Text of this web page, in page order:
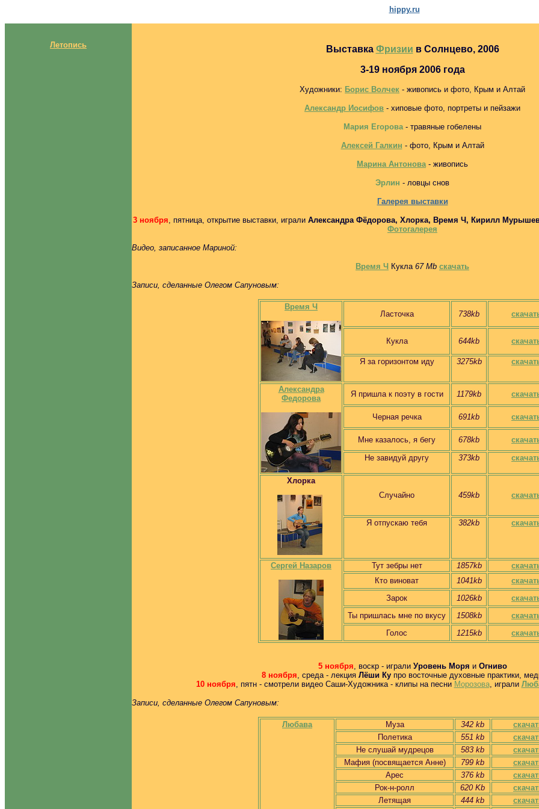
hippy.ru
Летопись Выставка Фризии в Солнцево, 2006
3-19 ноября 2006 года
Художники: Борис Волчек - живопись и фото, Крым и Алтай
Александр Иосифов - хиповые фото, портреты и пейзажи
Мария Егорова- травяные гобелены
Алексей Галкин - фото, Крым и Алтай
Марина Антонова- живопись
Эрлин - ловцы снов
Галерея выставки
3 ноября, пятница, открытие выставки, играли Александра Фёдорова, Хлорка, Время Ч, Кирилл
Фотогалерея
Видео, записанное Мариной:
Время Ч Кукла67 Мb скачать
Записи, сделанные Олегом Сапуновым:
Время Ч
Ласточка
738kb
Кукла 644kb
Я за горизонтом иду 3275kb
Александра
Федорова
Я пришла к поэту в гости 1179kb
Черная речка 691kb
Мне казалось, я бегу 678kb
Не завидуй другу
373kb
Хлорка
Случайно
459kb
Я отпускаю тебя 382kb
Сергей Назаров Тут зебры нет 1857kb
Кто виноват
1041kb
Зарок
1026kb
Ты пришлась мне по вкусу
1508kb
Голос
1215kb
5 ноября, воскр - играли Уровень Моря и Огниво
8 ноября, среда - лекция Лёши Ку про восточные духовные практики,
10 ноября, пятн - смотрели видео Саши-Художника - клипы на песни Морозова, играли
Записи, сделанные Олегом Сапуновым:
Любава Муза 342 kb
Полетика
551 kb
Не слушай мудрецов
583 kb
Мафия (посвящается Анне)
799 kb
Арес
376 kb
Рок-н-ролл
620 Kb
Летящая
444 kb